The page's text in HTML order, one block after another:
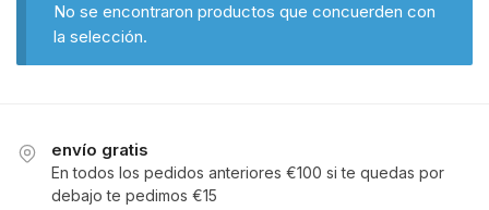
No se encontraron productos que concuerden con
la selección.
envío gratis
En todos los pedidos anteriores €100 si te quedas por
debajo te pedimos €15